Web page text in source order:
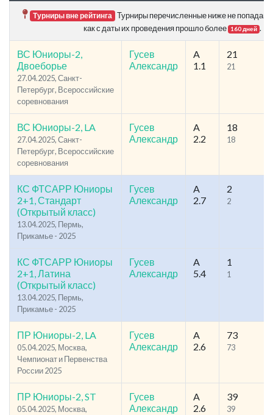
Турниры вне рейтинга Турниры перечисленные ниже не попадают
как с даты их проведения прошло более 160 дней .
ВС Юниоры-2,
Двоеборье
27.04.2025, Санкт-
Петербург, Всероссийские
соревнования
Гусев
Александр
A
1.1
21
21
ВС Юниоры-2, LA
27.04.2025, Санкт-
Петербург, Всероссийские
соревнования
Гусев
Александр
A
2.2
18
18
КС ФТСАРР Юниоры
2+1, Стандарт
(Открытый класс)
13.04.2025, Пермь,
Прикамье - 2025
Гусев
Александр
A
2.7
2
2
КС ФТСАРР Юниоры
2+1, Латина
(Открытый класс)
13.04.2025, Пермь,
Прикамье - 2025
Гусев
Александр
A
5.4
1
1
ПР Юниоры-2, LA
05.04.2025, Москва,
Чемпионат и Первенства
России 2025
Гусев
Александр
A
2.6
73
73
ПР Юниоры-2, ST
05.04.2025, Москва,
Гусев
Александр
A
2.6
39
39